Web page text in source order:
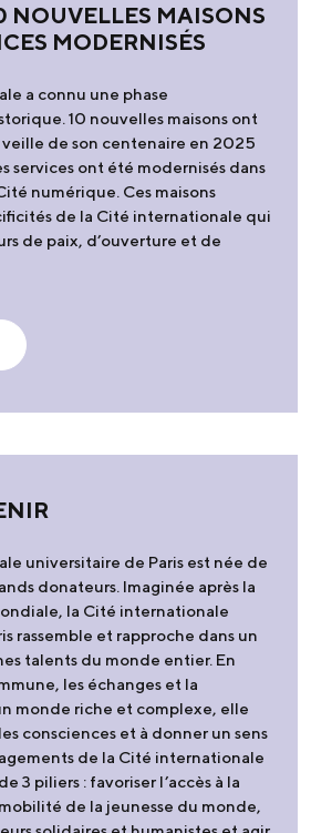
NOUVELLES MAISONS
MODERNISÉS
a connu une phase
10 nouvelles maisons ont
de son centenaire en 2025
services ont été modernisés dans
numérique. Ces maisons
de la Cité internationale qui
de paix, d’ouverture et de
universitaire de Paris est née de
donateurs. Imaginée après la
la Cité internationale
rassemble et rapproche dans un
talents du monde entier. En
les échanges et la
monde riche et complexe, elle
consciences et à donner un sens
de la Cité internationale
3 piliers : favoriser l’accès à la
de la jeunesse du monde,